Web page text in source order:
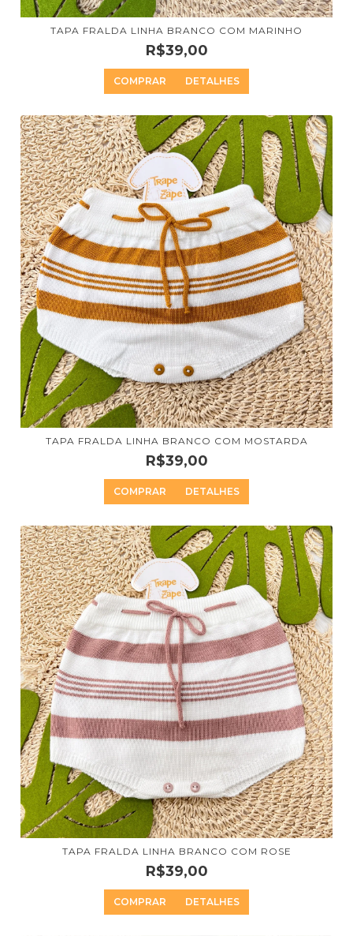
TAPA FRALDA LINHA BRANCO COM MARINHO
R$39,00
COMPRAR DETALHES
TAPA FRALDA LINHA BRANCO COM MOSTARDA
R$39,00
COMPRAR DETALHES
TAPA FRALDA LINHA BRANCO COM ROSE
R$39,00
COMPRAR DETALHES